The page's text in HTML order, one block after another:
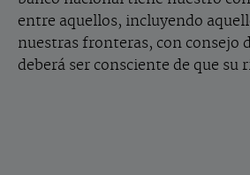
entre aquellos, incluyendo
nuestras fronteras, con consejo
deberá ser consciente de que su